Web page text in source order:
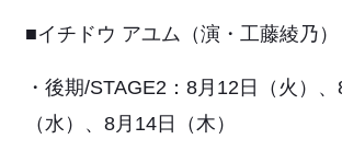
■イチドウ アユム（演・工藤綾乃）
・後期/STAGE2：8月12日（火）、
（水）、8月14日（木）